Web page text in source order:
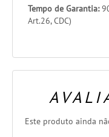
Tempo de Garantia:
Art.26, CDC)
Este produto ainda